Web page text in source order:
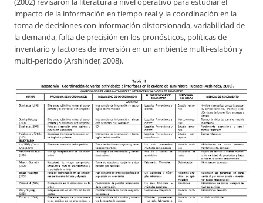
impacto de la información en tiempo real y la coordinación en la
toma de decisiones con información distorsionada, variabilidad de
la demanda, falta de precisión en los pronósticos, políticas de
inventario y factores de inversión en un ambiente multi-eslabón y
multi-periodo (Arshinder, 2008).